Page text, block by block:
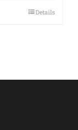
Details